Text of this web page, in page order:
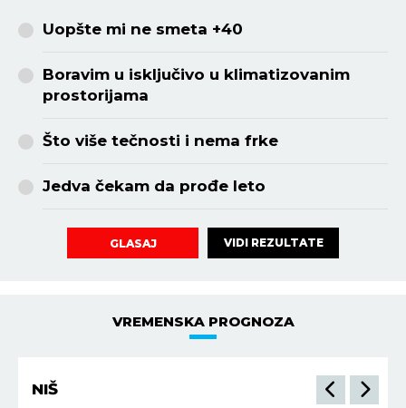
Uopšte mi ne smeta +40
Boravim u isključivo u klimatizovanim
prostorijama
Što više tečnosti i nema frke
Jedva čekam da prođe leto
GLASAJ VIDI REZULTATE
VREMENSKA PROGNOZA
NIŠ